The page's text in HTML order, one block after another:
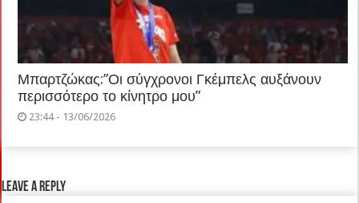
Μπαρτζώκας:”Οι σύγχρονοι Γκέμπελς αυξάνουν
περισσότερο το κίνητρο μου”
23:44 - 13/06/2026
Leave a Reply